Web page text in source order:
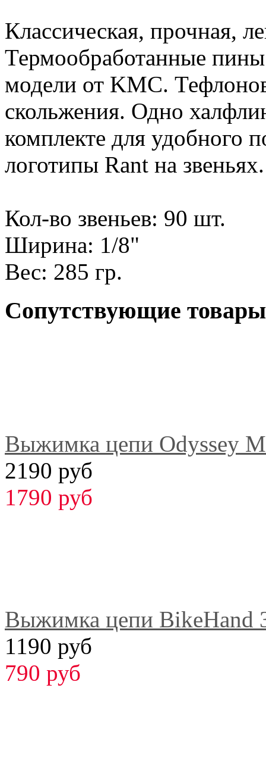
Классическая, прочная,
Термообработанные
модели от KMC.
скольжения. Одно
комплекте для удобного
логотипы Rant на звеньях.
Кол-во звеньев: 90 шт.
Ширина: 1/8"
Вес: 285 гр.
Сопутствующие товары
Выжимка цепи Odyssey
2190 руб
1790 руб
Выжимка цепи BikeHand
1190 руб
790 руб